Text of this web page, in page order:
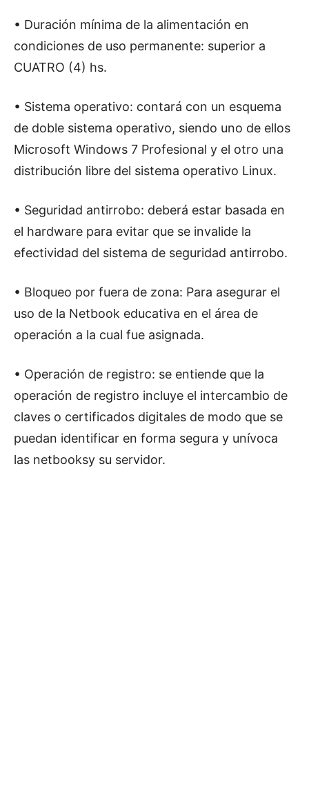
• Duración mínima de la alimentación en
condiciones de uso permanente: superior a
CUATRO (4) hs.
• Sistema operativo: contará con un esquema
de doble sistema operativo, siendo uno de ellos
Microsoft Windows 7 Profesional y el otro una
distribución libre del sistema operativo Linux.
• Seguridad antirrobo: deberá estar basada en
el hardware para evitar que se invalide la
efectividad del sistema de seguridad antirrobo.
• Bloqueo por fuera de zona: Para asegurar el
uso de la Netbook educativa en el área de
operación a la cual fue asignada.
• Operación de registro: se entiende que la
operación de registro incluye el intercambio de
claves o certificados digitales de modo que se
puedan identificar en forma segura y unívoca
las netbooksy su servidor.